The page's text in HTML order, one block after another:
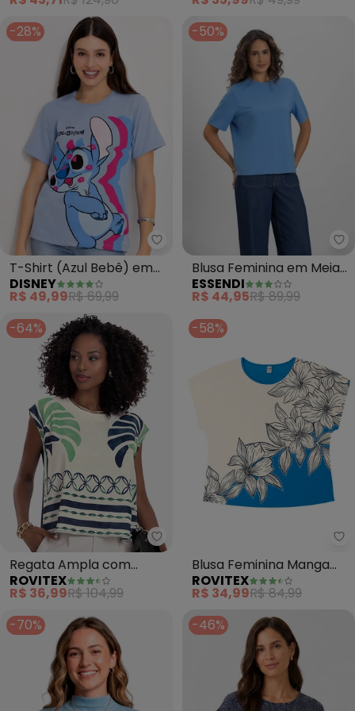
-28%
Disney - T-Shirt (Azul Bebê)
T-Shirt (Azul Bebê) em
Malha de Algodão
Penteado
DISNEY
R$ 49,99R$ 69,99
-50%
Blusa Feminina em Meia
Malha (Azul)
ESSENDI
R$ 44,95R$ 89,99
-64%
Rovitex - Regata Ampla com
Regata Ampla com
Estampa (Azul)
ROVITEX
R$ 36,99R$ 104,99
-58%
Blusa Feminina Manga
Curta (Azul)
ROVITEX
R$ 34,99R$ 84,99
-70%
-46%